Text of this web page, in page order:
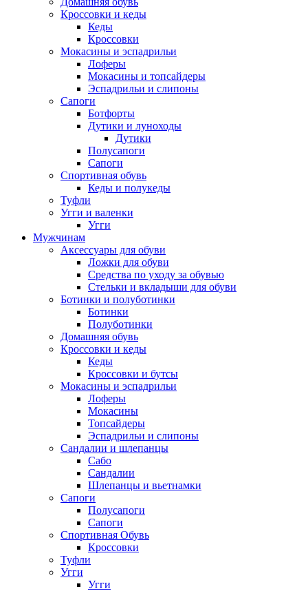
Кроссовки и кеды
Кеды
Кроссовки
Мокасины и эспадрильи
Лоферы
Мокасины и топсайдеры
Эспадрильи и слипоны
Сапоги
Ботфорты
Дутики и луноходы
Дутики
Полусапоги
Сапоги
Спортивная обувь
Кеды и полукеды
Туфли
Угги и валенки
Угги
Мужчинам
Аксессуары для обуви
Ложки для обуви
Средства по уходу за обувью
Стельки и вкладыши для обуви
Ботинки и полуботинки
Ботинки
Полуботинки
Домашняя обувь
Кроссовки и кеды
Кеды
Кроссовки и бутсы
Мокасины и эспадрильи
Лоферы
Мокасины
Топсайдеры
Эспадрильи и слипоны
Сандалии и шлепанцы
Сабо
Сандалии
Шлепанцы и вьетнамки
Сапоги
Полусапоги
Сапоги
Спортивная Обувь
Кроссовки
Туфли
Угги
Угги